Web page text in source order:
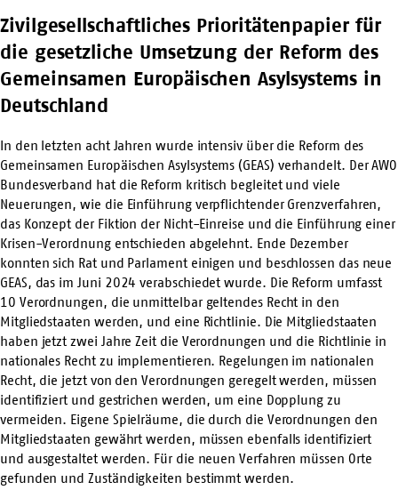
Zivilgesellschaftliches Prioritätenpapier für
die gesetzliche Umsetzung der Reform des
Gemeinsamen Europäischen Asylsystems in
Deutschland
In den letzten acht Jahren wurde intensiv über die Reform des
Gemeinsamen Europäischen Asylsystems (GEAS) verhandelt. Der AWO
Bundesverband hat die Reform kritisch begleitet und viele
Neuerungen, wie die Einführung verpflichtender Grenzverfahren,
das Konzept der Fiktion der Nicht-Einreise und die Einführung einer
Krisen-Verordnung entschieden abgelehnt. Ende Dezember
konnten sich Rat und Parlament einigen und beschlossen das neue
GEAS, das im Juni 2024 verabschiedet wurde. Die Reform umfasst
10 Verordnungen, die unmittelbar geltendes Recht in den
Mitgliedstaaten werden, und eine Richtlinie. Die Mitgliedstaaten
haben jetzt zwei Jahre Zeit die Verordnungen und die Richtlinie in
nationales Recht zu implementieren. Regelungen im nationalen
Recht, die jetzt von den Verordnungen geregelt werden, müssen
identifiziert und gestrichen werden, um eine Dopplung zu
vermeiden. Eigene Spielräume, die durch die Verordnungen den
Mitgliedstaaten gewährt werden, müssen ebenfalls identifiziert
und ausgestaltet werden. Für die neuen Verfahren müssen Orte
gefunden und Zuständigkeiten bestimmt werden.